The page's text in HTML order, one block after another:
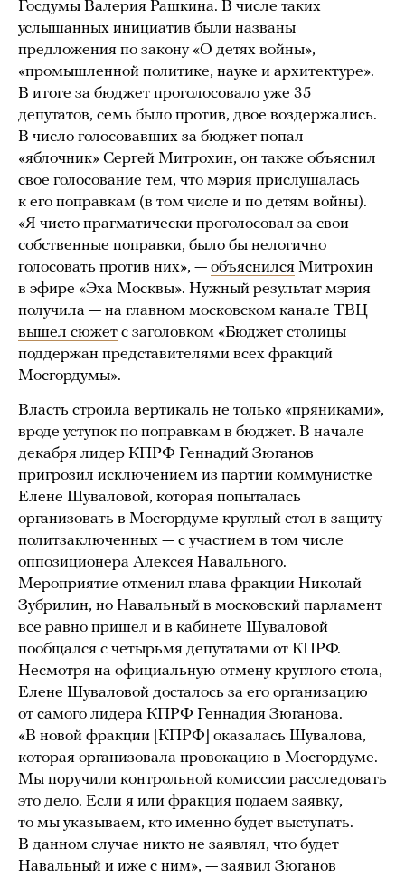
Госдумы Валерия Рашкина. В числе таких
услышанных инициатив были названы
предложения по закону «О детях войны»,
«промышленной политике, науке и архитектуре».
В итоге за бюджет проголосовало уже 35
депутатов, семь было против, двое воздержались.
В число голосовавших за бюджет попал
«яблочник» Сергей Митрохин, он также объяснил
свое голосование тем, что мэрия прислушалась
к его поправкам (в том числе и по детям войны).
«Я чисто прагматически проголосовал за свои
собственные поправки, было бы нелогично
голосовать против них», — объяснился Митрохин
в эфире «Эха Москвы». Нужный результат мэрия
получила — на главном московском канале ТВЦ
вышел сюжет с заголовком «Бюджет столицы
поддержан представителями всех фракций
Мосгордумы».
Власть строила вертикаль не только «пряниками»,
вроде уступок по поправкам в бюджет. В начале
декабря лидер КПРФ Геннадий Зюганов
пригрозил исключением из партии коммунистке
Елене Шуваловой, которая попыталась
организовать в Мосгордуме круглый стол в защиту
политзаключенных — с участием в том числе
оппозиционера Алексея Навального.
Мероприятие отменил глава фракции Николай
Зубрилин, но Навальный в московский парламент
все равно пришел и в кабинете Шуваловой
пообщался с четырьмя депутатами от КПРФ.
Несмотря на официальную отмену круглого стола,
Елене Шуваловой досталось за его организацию
от самого лидера КПРФ Геннадия Зюганова.
«В новой фракции [КПРФ] оказалась Шувалова,
которая организовала провокацию в Мосгордуме.
Мы поручили контрольной комиссии расследовать
это дело. Если я или фракция подаем заявку,
то мы указываем, кто именно будет выступать.
В данном случае никто не заявлял, что будет
Навальный и иже с ним», — заявил Зюганов